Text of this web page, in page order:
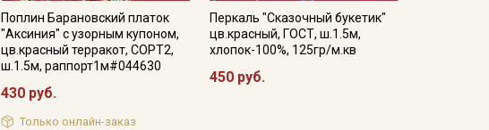
Поплин Барановский платок
"Аксиния" с узорным купоном,
цв.красный терракот, СОРТ2,
ш.1.5м, раппорт1м#044630
430 руб.
Только онлайн-заказ
Перкаль "Сказочный букетик"
цв.красный, ГОСТ, ш.1.5м,
хлопок-100%, 125гр/м.кв
450 руб.